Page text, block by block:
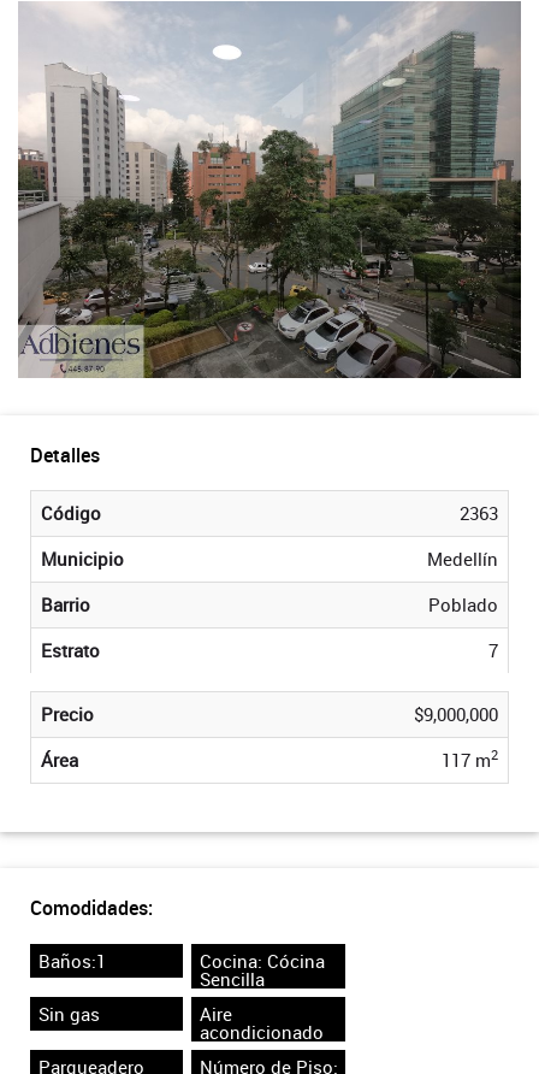
Detalles
Código
2363
Municipio
Medellín
Barrio
Poblado
Estrato
7
Precio
$9,000,000
Área
117 m2
Comodidades:
Baños:1 Cocina: Cócina
Sencilla
Sin gas
Aire
acondicionado
Parqueadero
Número de Piso: